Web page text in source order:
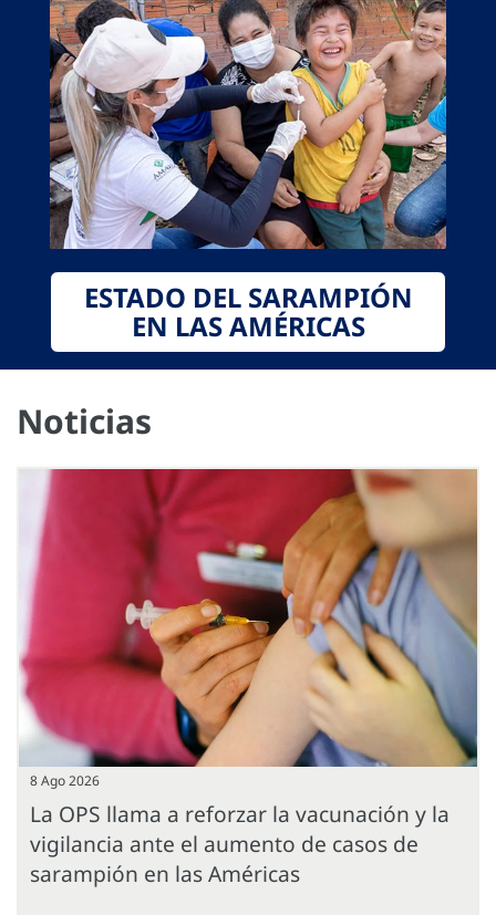
ESTADO DEL SARAMPIÓN
EN LAS AMÉRICAS
Noticias
8 Ago 2026
La OPS llama a reforzar la vacunación y la
vigilancia ante el aumento de casos de
sarampión en las Américas